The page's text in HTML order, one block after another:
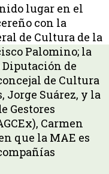
lugar en el
con la
de Cultura de la
Palomino; la
de
de Cultura
Jorge Suárez, y la
Gestores
Carmen
que la MAE es